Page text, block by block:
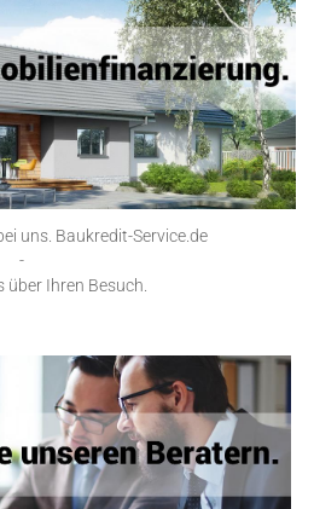
uns. Baukredit-Service.de
-
über Ihren Besuch.